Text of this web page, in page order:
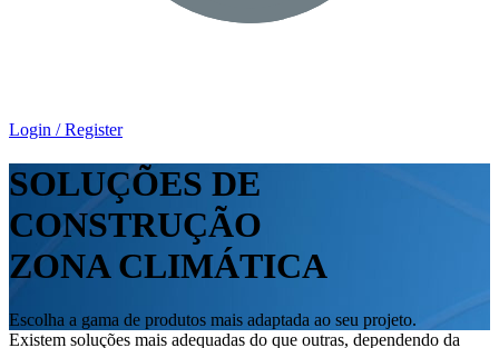
Login / Register
SOLUÇÕES DE
CONSTRUÇÃO
ZONA CLIMÁTICA
Escolha a gama de produtos mais adaptada ao seu projeto.
Existem soluções mais adequadas do que outras, dependendo da